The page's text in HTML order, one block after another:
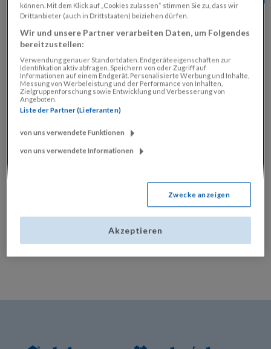
Sie
haben
Fragen
Konditionen
können. Mit dem Klick auf „Cookies zulassen“ stimmen Sie zu, dass wir
Drittanbieter (auch in Drittstaaten) beiziehen dürfen.
Wir und unsere Partner verarbeiten Daten, um Folgendes
bereitzustellen:
Verwendung genauer Standortdaten. Endgeräteeigenschaften zur
Identifikation aktiv abfragen. Speichern von oder Zugriff auf
Informationen auf einem Endgerät. Personalisierte Werbung und Inhalte,
Messung von Werbeleistung und der Performance von Inhalten,
Zielgruppenforschung sowie Entwicklung und Verbesserung von
Angeboten.
Liste der Partner (Lieferanten)
von uns verwendete Funktionen
von uns verwendete Informationen
Zwecke anzeigen
Akzeptieren